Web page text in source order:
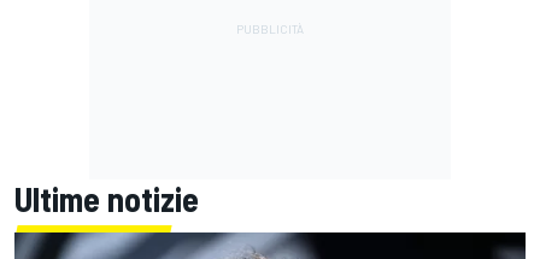
Ultime notizie